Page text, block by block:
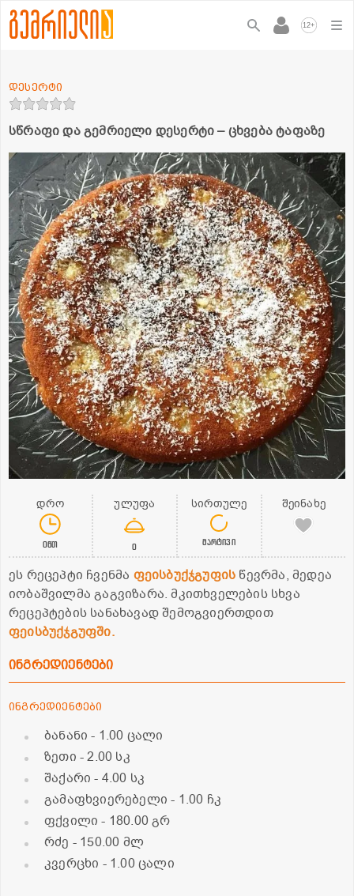
12+
სწრაფი და გემრიელი დესერტი – ცხვება ტაფაზე
დესერტი
დრო
0წთ
ულუფა
0
სირთულე
მარტივი
შეინახე
ეს რეცეპტი ჩვენმა ფეისბუქჯგუფის წევრმა, მედეა
იობაშვილმა გაგვიზარა. მკითხველების სხვა
რეცეპტების სანახავად შემოგვიერთდით
ფეისბუქჯგუფში.
ინგრედიენტები
ინგრედიენტები
ბანანი- 1.00 ცალი
ზეთი - 2.00 სკ
შაქარი- 4.00 სკ
გამაფხვიერებელი- 1.00 ჩკ
ფქვილი- 180.00 გრ
რძე - 150.00 მლ
კვერცხი - 1.00 ცალი